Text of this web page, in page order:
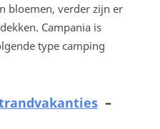
bloemen, verder zijn er
Campania is
type camping
–